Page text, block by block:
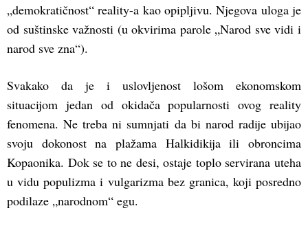
„demokratičnost“ reality-a kao opipljivu. Njegova uloga je
od suštinske važnosti (u okvirima parole „Narod sve vidi i
narod sve zna“).
Svakako da je i uslovljenost lošom ekonomskom
situacijom jedan od okidača popularnosti ovog reality
fenomena. Ne treba ni sumnjati da bi narod radije ubijao
svoju dokonost na plažama Halkidikija ili obroncima
Kopaonika. Dok se to ne desi, ostaje toplo servirana uteha
u vidu populizma i vulgarizma bez granica, koji posredno
podilaze „narodnom“ egu.